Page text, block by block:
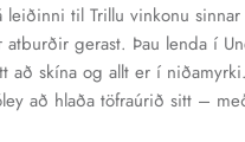
til Trillu vinkonu sinnar
atburðir gerast. Þau lenda í
að skína og allt er í
að hlaða töfraúrið sitt –